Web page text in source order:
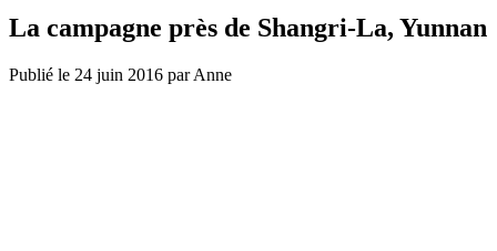
La campagne près de Shangri-La, Yunnan
Publié le 24 juin 2016 par Anne